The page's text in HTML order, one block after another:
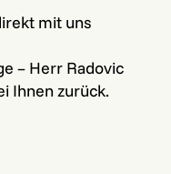
mit uns
– Herr Radovic
Ihnen zurück.